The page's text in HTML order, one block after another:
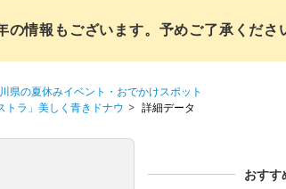
情報もございます。予めご了承くださ
県の夏休みイベント・おでかけスポット
トラ」美しく青きドナウ 詳細データ
おすす